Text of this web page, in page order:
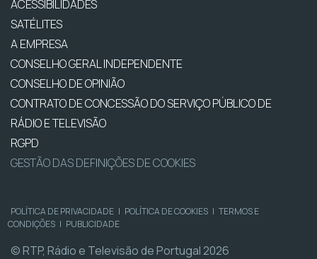
ACESSIBILIDADES
SATÉLITES
A EMPRESA
CONSELHO GERAL INDEPENDENTE
CONSELHO DE OPINIÃO
CONTRATO DE CONCESSÃO DO SERVIÇO PÚBLICO DE
RÁDIO E TELEVISÃO
RGPD
GESTÃO DAS DEFINIÇÕES DE COOKIES
POLÍTICA DE PRIVACIDADE | POLÍTICA DE COOKIES | TERMOS E
CONDIÇÕES | PUBLICIDADE
© RTP, Rádio e Televisão de Portugal 2026